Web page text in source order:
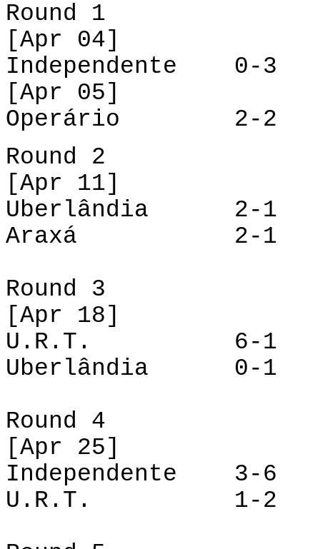
Round 1
[Apr 04]
Independente 0-3
[Apr 05]
Operário 2-2
Round 2
[Apr 11]
Uberlândia 2-1
Araxá 2-
Round 3
[Apr 18]
U.R.T.
6-1
Uberlândia 0-1
Round 4
[Apr 25]
Independente 3-6
U.R.T.
1-2